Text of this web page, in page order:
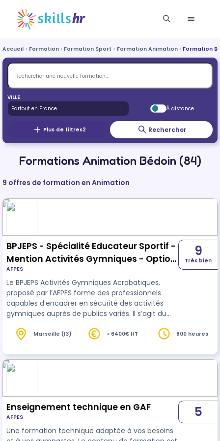
Accueil Formation Formation Sport Formation Animation Formation
VILLE
À distance
Plus de filtres2 Rechercher
Formations Animation Bédoin (84)
9 offres de formation en Animation
BPJEPS - Spécialité Educateur Sportif -
Mention Activités Gymniques - Option
AG Acrobatiques
AFPES
Le BPJEPS Activités Gymniques Acrobatiques,
proposé par l’AFPES forme des professionnels
capables d’encadrer en sécurité des activités
gymniques auprès de publics variés. Il s’agit du
compétiteurs et compétitrices. La formation
discipline au choix du stagiaire et s’appuie sur des
formateurs experts et des structures partenaires,
9
Très bien
Marseille (13) > 6400€ HT 800 heures
Enseignement technique en GAF
AFPES
Une formation technique adaptée à vos besoins
5